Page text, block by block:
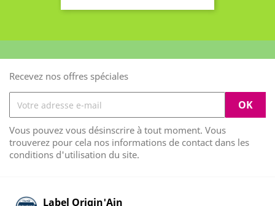
Recevez nos offres spéciales
Vous pouvez vous désinscrire à tout moment. Vous
trouverez pour cela nos informations de contact dans les
conditions d'utilisation du site.
Label Origin'Ain